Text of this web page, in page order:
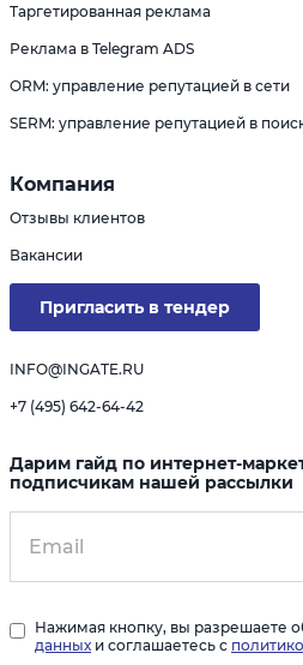
Таргетированная реклама
Реклама в Telegram ADS
ORM: управление репутацией в сети
SERM: управление репутацией в
Компания
Отзывы клиентов
Вакансии
Пригласить в тендер
INFO@INGATE.RU
+7 (495) 642-64-42
Дарим гайд по интернет-
подписчикам нашей рассылки
Нажимая кнопку, вы разрешаете
данных и соглашаетесь с